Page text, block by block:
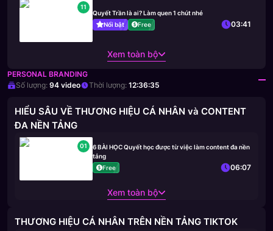
11
Quyết Trần là ai? Làm quen 1 chút nhé
Nổi bật
Free 03:41
Xem toàn bộ
PERSONAL BRANDING
Số lượng: 94 video Thời lượng: 12:36:35
HIỂU SÂU VỀ THƯƠNG HIỆU CÁ NHÂN và CONTENT
ĐA NỀN TẢNG
01
6 BÀI HỌC Quyết học được từ việc làm content đa nền
tảng
Free
06:07
Xem toàn bộ
THƯƠNG HIỆU CÁ NHÂN TRÊN NỀN TẢNG TIKTOK